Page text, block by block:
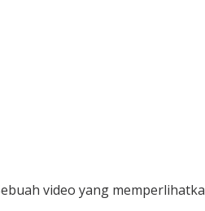
video yang